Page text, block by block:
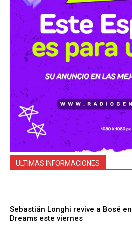
ULTIMAS INFORMACIONES
Sebastián Longhi revive a Bosé en
Dreams este viernes